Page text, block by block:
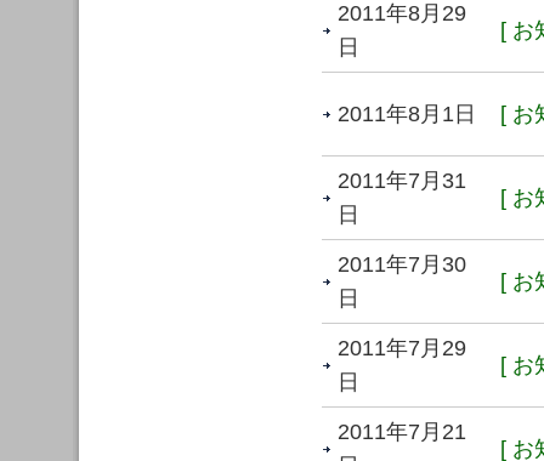
2011年8月29
日
[ お
2011年8月1日 [ お
2011年7月31
日
[ お
2011年7月30
日
[ お
2011年7月29
日
[ お
2011年7月21
[ お